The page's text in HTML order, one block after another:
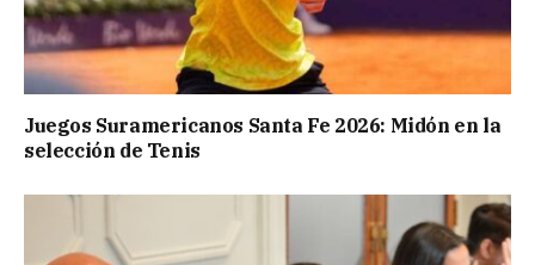
Juegos Suramericanos Santa Fe 2026: Midón en la
selección de Tenis